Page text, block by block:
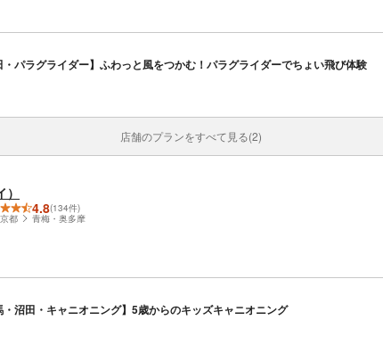
・パラグライダー】ふわっと風をつかむ！パラグライダーでちょい飛び体験
店舗のプランをすべて見る(2)
4.8(134件)
都
青梅・奥多摩
・沼田・キャニオニング】5歳からのキッズキャニオニング